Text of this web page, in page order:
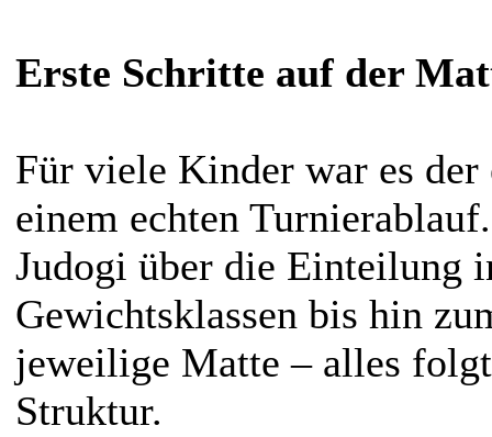
Erste Schritte auf der
Für viele Kinder war es
einem echten
Judogi über die Einteilung
Gewichtsklassen bis hin
jeweilige Matte – alles
Struktur.